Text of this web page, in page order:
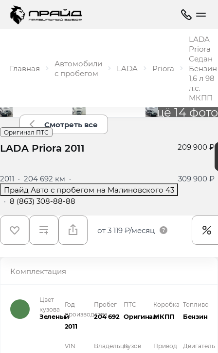
Главная
Автомобили
с пробегом
LADA Priora
LADA
Priora
Седан
Бензин
1,6 л 98
л.с.
МКПП
Ещё 14 фото
Смотреть все
Оригинал ПТС
LADA Priora 2011 209 900 ₽
2011 · 204 692 км ·
Прайд Авто с пробегом на Малиновского 43
· 8 (863) 308-88-88
309 900 ₽
от 3 119 ₽/месяц
Комплектация
Цвет
кузова
Зеленый
Год
производства
2011
Пробег
204 692
ПТС
Оригинал
Коробка
МКПП
Топливо
Бензин
VIN ВладельцыКузов Привод Двигатель